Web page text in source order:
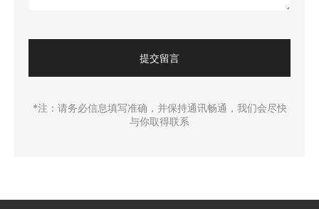
提交留言
*注：请务必信息填写准确，并保持通讯畅通，我们会尽快
与你取得联系